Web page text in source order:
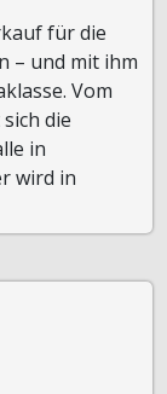
für die
– und mit ihm
Vom
die
in
wird in